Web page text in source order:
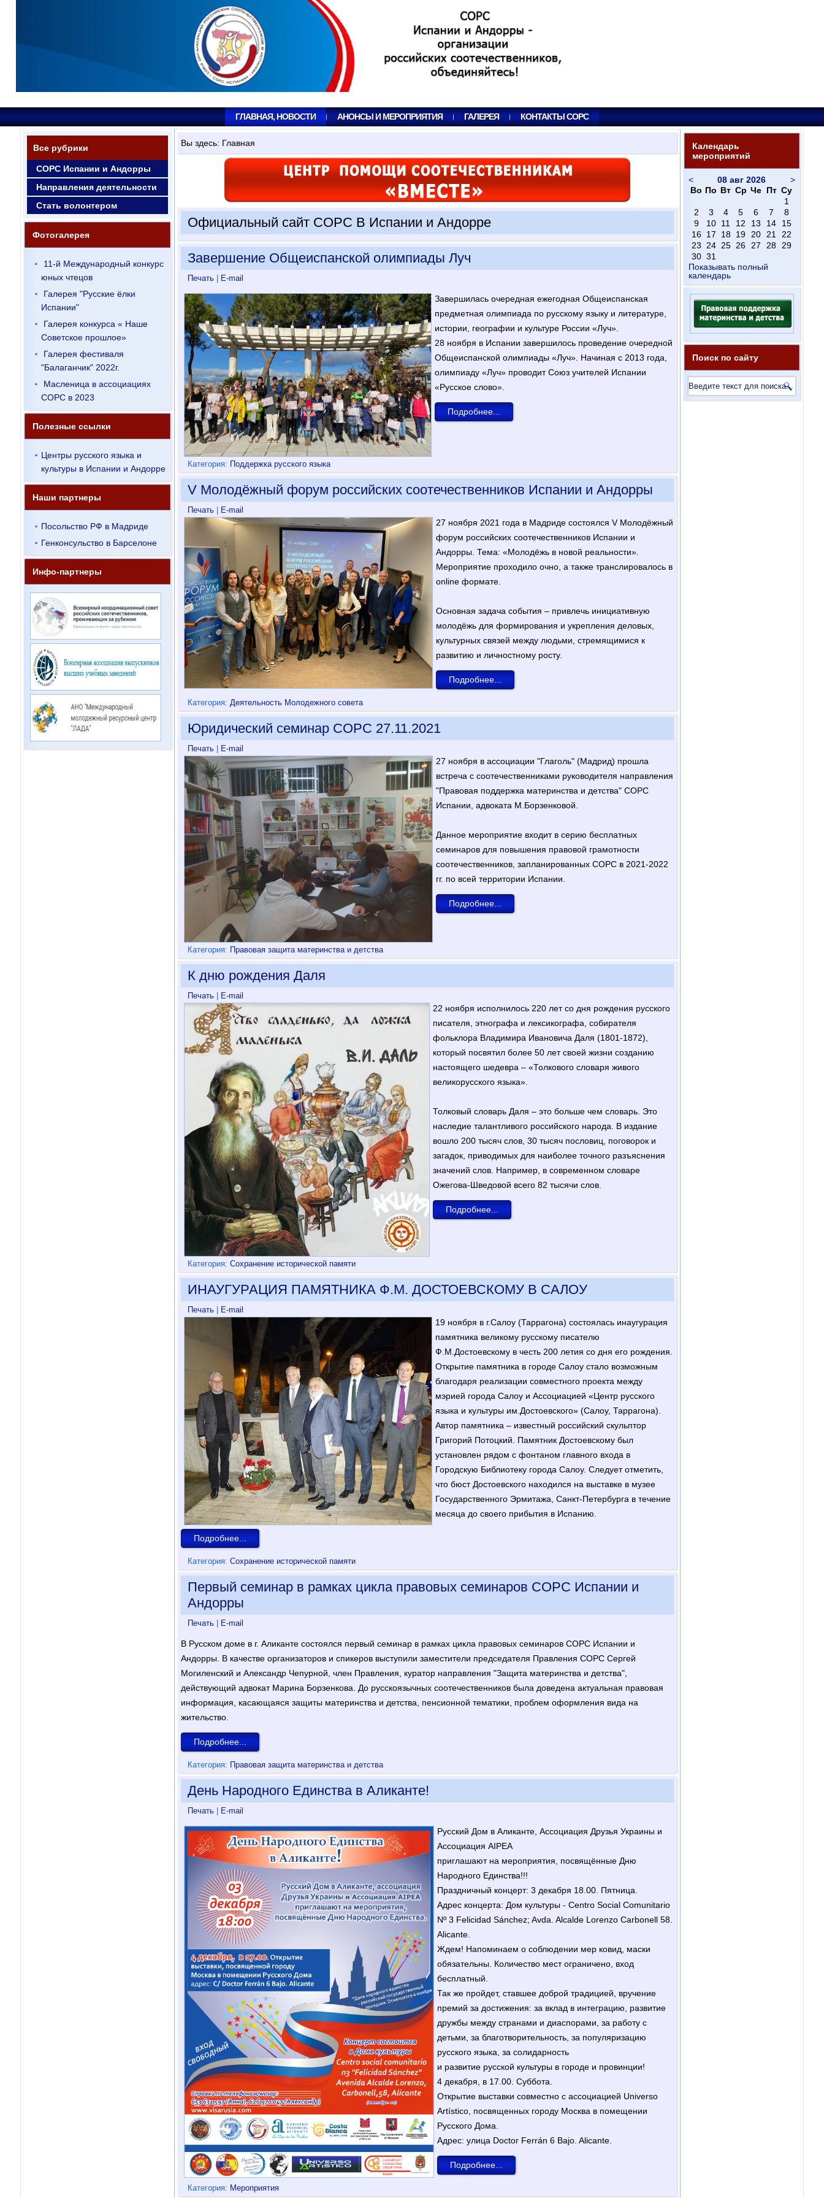
ГЛАВНАЯ, НОВОСТИ АНОНСЫ И МЕРОПРИЯТИЯ ГАЛЕРЕЯ КОНТАКТЫ СОРС
Все рубрики
СОРС Испании и Андорры
Направления деятельности
Стать волонтером
Фотогалерея
11-й Международный конкурс
юных чтецов
Галерея "Русские ёлки
Испании"
Галерея конкурса « Наше
Советское прошлое»
Галерея фестиваля
"Балаганчик" 2022г.
Масленица в ассоциациях
СОРС в 2023
Полезные ссылки
Центры русского языка и
культуры в Испании и Андорре
Наши партнеры
Посольство РФ в Мадриде
Генконсульство в Барселоне
Инфо-партнеры
Вы здесь: Главная
Официальный сайт СОРС В Испании и Андорре
Завершение Общеиспанской олимпиады Луч
Печать| E-mail
Завершилась очередная ежегодная Общеиспанская
предмeтная олимпиада по русскому языку и литературе,
истории, географии и культуре России «Луч».
28 ноября в Испании завершилось проведение очередной
Общеиспанской олимпиады «Луч». Начиная с 2013 года,
олимпиаду «Луч» проводит Союз учителей Испании
«Русское слово».
Подробнее...
Категория: Поддержка русского языка
V Молодёжный форум российских соотечественников Испании и Андорры
Печать| E-mail
27 ноября 2021 года в Мадриде состоялся V Молодёжный
форум российских соотечественников Испании и
Андорры. Тема: «Молодёжь в новой реальности».
Мероприятие проходило очно, а также транслировалось в
online формате.
Основная задача события – привлечь инициативную
молодёжь для формирования и укрепления деловых,
культурных связей между людьми, стремящимися к
развитию и личностному росту.
Подробнее...
Категория: Деятельность Молодежного совета
Юридический семинар СОРС 27.11.2021
Печать| E-mail
27 ноября в ассоциации "Глаголь" (Мадрид) прошла
встреча с соотечественниками руководителя направления
"Правовая поддержка материнства и детства" СОРС
Испании, адвоката М.Борзенковой.
Данное мероприятие входит в серию бесплатных
семинаров для повышения правовой грамотности
соотечественников, запланированных СОРС в 2021-2022
гг. по всей территории Испании.
Подробнее...
Категория: Правовая защита материнства и детства
К дню рождения Даля
Печать| E-mail
22 ноября исполнилось 220 лет со дня рождения русского
писателя, этнографа и лексикографа, собирателя
фольклора Владимира Ивановича Даля (1801-1872),
который посвятил более 50 лет своей жизни созданию
настоящего шедевра – «Толкового словаря живого
великорусского языка».
Толковый словарь Даля – это больше чем словарь. Это
наследие талантливого российского народа. В издание
вошло 200 тысяч слов, 30 тысяч пословиц, поговорок и
загадок, приводимых для наиболее точного разъяснения
значений слов. Например, в современном словаре
Ожегова-Шведовой всего 82 тысячи слов.
Подробнее...
Категория: Сохранение исторической памяти
ИНАУГУРАЦИЯ ПАМЯТНИКА Ф.М. ДОСТОЕВСКОМУ В САЛОУ
Печать| E-mail
19 ноября в г.Салоу (Таррагона) состоялась инаугурация
памятника великому русскому писателю
Ф.М.Достоевскому в честь 200 летия со дня его рождения.
Открытие памятника в городе Салоу стало возможным
благодаря реализации совместного проекта между
мэрией города Салоу и Ассоциацией «Центр русского
языка и культуры им.Достоевского» (Салоу, Таррагона).
Автор памятника – известный российский скульптор
Григорий Потоцкий. Памятник Достоевскому был
установлен рядом с фонтаном главного входа в
Городскую Библиотеку города Салоу. Следует отметить,
что бюст Достоевского находился на выставке в музее
Государственного Эрмитажа, Санкт-Петербурга в течение
месяца до своего прибытия в Испанию.
Подробнее...
Категория: Сохранение исторической памяти
Первый семинар в рамках цикла правовых семинаров СОРС Испании и
Андорры
Печать| E-mail
В Русском доме в г. Аликанте состоялся первый семинар в рамках цикла правовых семинаров СОРС Испании и
Андорры. В качестве организаторов и спикеров выступили заместители председателя Правления СОРС Сергей
Могиленский и Александр Чепурной, член Правления, куратор направления "Защита материнства и детства",
действующий адвокат Марина Борзенкова. До русскоязычных соотечественников была доведена актуальная правовая
информация, касающаяся защиты материнства и детства, пенсионной тематики, проблем оформления вида на
жительство.
Подробнее...
Категория: Правовая защита материнства и детства
День Народного Единства в Аликанте!
Печать| E-mail
Русский Дом в Аликанте, Ассоциация Друзья Украины и
Ассоциация AIPEA
приглашают на мероприятия, посвящённые Дню
Народного Единства!!!
Праздничный концерт: 3 декабря 18.00. Пятница.
Адрес концерта: Дом культуры - Centro Social Comunitario
Nº 3 Felicidad Sánchez; Avda. Alcalde Lorenzo Carbonell 58.
Alicante.
Ждем! Напоминаем о соблюдении мер ковид, маски
обязательны. Количество мест ограничено, вход
бесплатный.
Так же пройдет, ставшее доброй традицией, вручение
премий за достижения: за вклад в интеграцию, развитие
дружбы между странами и диаспорами, за работу с
детьми, за благотворительность, за популяризацию
русского языка, за солидарность
и развитие русской культуры в городе и провинции!
4 декабря, в 17.00. Суббота.
Открытие выставки совместно с ассоциацией Universo
Artístico, посвященных городу Москва в помещении
Русского Дома.
Адрес: улица Doctor Ferrán 6 Bajo. Alicante.
Подробнее...
Категория: Мероприятия
Календарь
мероприятий
< >
08 авг 2026
Во По Вт Ср Че Пт Су
1
2
3 4 5 6 7
8
9
10 11 12 13 14
15
16 17 18 19 20 21
22
23
24 25 26 27 28
29
30 31
Показывать полный
календарь
Поиск по сайту